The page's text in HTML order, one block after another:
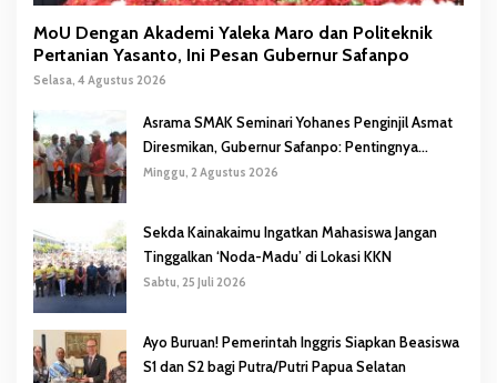
MoU Dengan Akademi Yaleka Maro dan Politeknik
Pertanian Yasanto, Ini Pesan Gubernur Safanpo
Selasa, 4 Agustus 2026
Asrama SMAK Seminari Yohanes Penginjil Asmat
Diresmikan, Gubernur Safanpo: Pentingnya
Pendidikan Karakter
Minggu, 2 Agustus 2026
Sekda Kainakaimu Ingatkan Mahasiswa Jangan
Tinggalkan ‘Noda-Madu’ di Lokasi KKN
Sabtu, 25 Juli 2026
Ayo Buruan! Pemerintah Inggris Siapkan Beasiswa
S1 dan S2 bagi Putra/Putri Papua Selatan